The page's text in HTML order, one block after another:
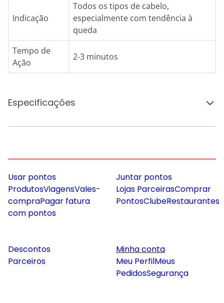
Indicação
Todos os tipos de cabelo,
especialmente com tendência à
queda
Tempo de
Ação
2-3 minutos
Especificações
Usar pontos
ProdutosViagensVales-
compraPagar fatura
com pontos
Juntar pontos
Lojas ParceirasComprar
PontosClubeRestaurantes
Descontos
Parceiros
Minha conta
Meu PerfilMeus
PedidosSegurança